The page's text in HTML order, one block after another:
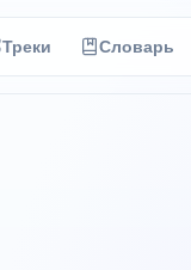
Треки Словарь